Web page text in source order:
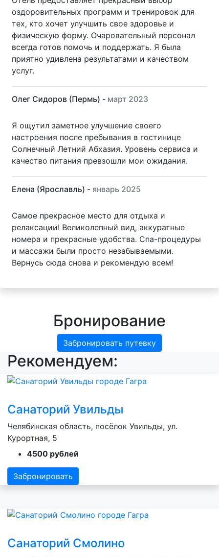
оздоровительных программ и тренировок для
тех, кто хочет улучшить свое здоровье и
физическую форму. Очаровательный персонал
всегда готов помочь и поддержать. Я была
приятно удивлена результатами и качеством
услуг.
Олег Сидоров (Пермь) - март 2023
Я ощутил заметное улучшение своего
настроения после пребывания в гостинице
Солнечный Летний Абхазия. Уровень сервиса и
качество питания превзошли мои ожидания.
Елена (Ярославль) - январь 2025
Самое прекрасное место для отдыха и
релаксации! Великолепный вид, аккуратные
номера и прекрасные удобства. Спа-процедуры
и массажи были просто незабываемыми.
Вернусь сюда снова и рекомендую всем!
Бронирование
Забронировать путевку
Рекомендуем:
Санаторий Увильды
Челябинская область, посёлок Увильды, ул.
Курортная, 5
4500 рублей
Забронировать
Санаторий Смолино